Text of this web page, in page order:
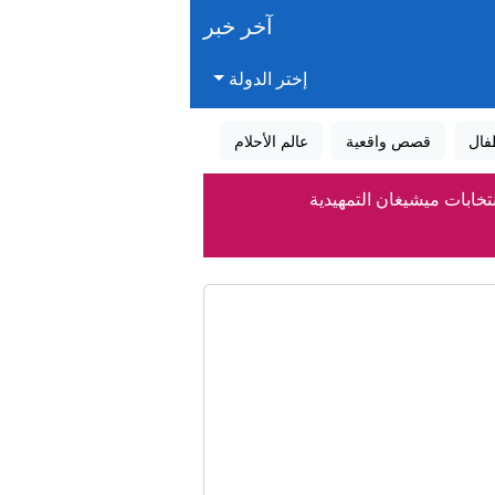
آخر خبر
إختر الدولة
قصص واقعية عالم الأحلام
ميشيغان التمهيدية